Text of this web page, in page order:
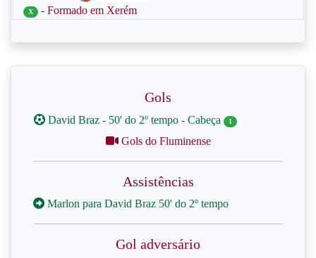
X - Formado em Xerém
Gols
David Braz - 50' do 2º tempo - Cabeça 1
Gols do Fluminense
Assistências
Marlon para David Braz 50' do 2º tempo
Gol adversário